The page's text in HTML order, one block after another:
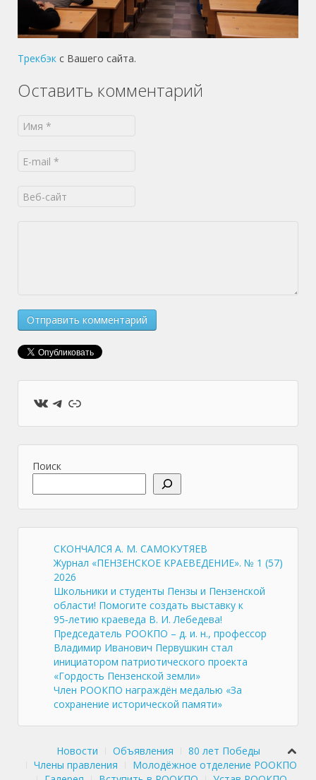
Трекбэк с Вашего сайта.
Оставить комментарий
ВКонтакте
Telegram
Ссылка
Поиск
СКОНЧАЛСЯ А. М. САМОКУТЯЕВ
Журнал «ПЕНЗЕНСКОЕ КРАЕВЕДЕНИЕ». № 1 (57)
2026
Школьники и студенты Пензы и Пензенской
области! Помогите создать выставку к
95‑летию краеведа В. И. Лебедева!
Председатель РООКПО – д. и. н., профессор
Владимир Иванович Первушкин стал
инициатором патриотического проекта
«Гордость Пензенской земли»
Член РООКПО награждён медалью «За
сохранение исторической памяти»
Новости Объявления
80 лет Победы
Члены правления
Молодёжное отделение РООКПО